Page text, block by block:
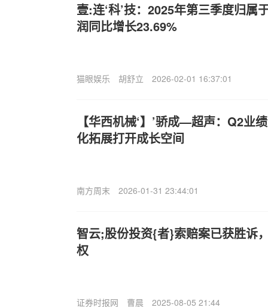
壹:连‘科’技：2025年第三季度归属
润同比增长23.69%
猫眼娱乐 胡舒立 2026-02-01 16:37:01
【华西机械‘】’骄成—超声：Q2业
化拓展打开成长空间
南方周末 2026-01-31 23:44:01
智云;股份投资{者}索赔案已获胜诉
权
证券时报网 曹晨 2025-08-05 21:44